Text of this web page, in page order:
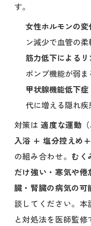
す。
女性ホルモンの
ン減少で血管の
筋力低下によるリ
ポンプ機能が弱ま
甲状腺機能低下
代に増える隠れ疾
対策は適度な運動
入浴 + 塩分控えめ
の組み合わせ。 むく
だけ強い・寒気や
臓・腎臓の病気の可
談してください。
と対処法を医師監修